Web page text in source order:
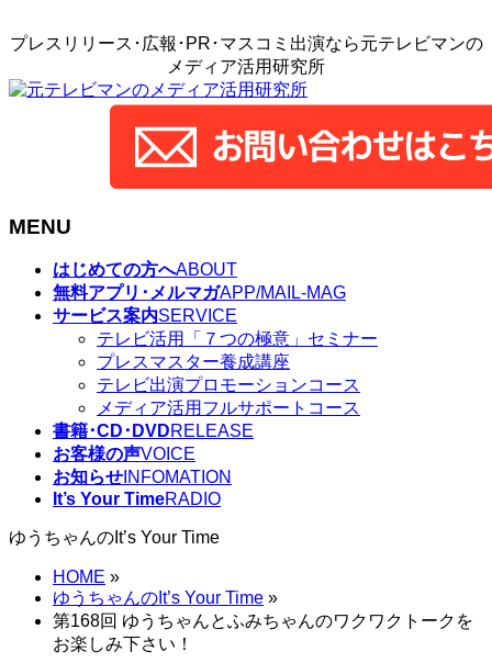
プレスリリース･広報･PR･マスコミ出演なら元テレビマンの
メディア活用研究所
MENU
はじめての方へABOUT
無料アプリ･メルマガAPP/MAIL-MAG
サービス案内SERVICE
テレビ活用「７つの極意」セミナー
プレスマスター養成講座
テレビ出演プロモーションコース
メディア活用フルサポートコース
書籍･CD･DVDRELEASE
お客様の声VOICE
お知らせ INFOMATION
It’s Your TimeRADIO
ゆうちゃんのIt’s Your Time
HOME »
ゆうちゃんのIt’s Your Time »
第168回 ゆうちゃんとふみちゃんのワクワクトークを
お楽しみ下さい！